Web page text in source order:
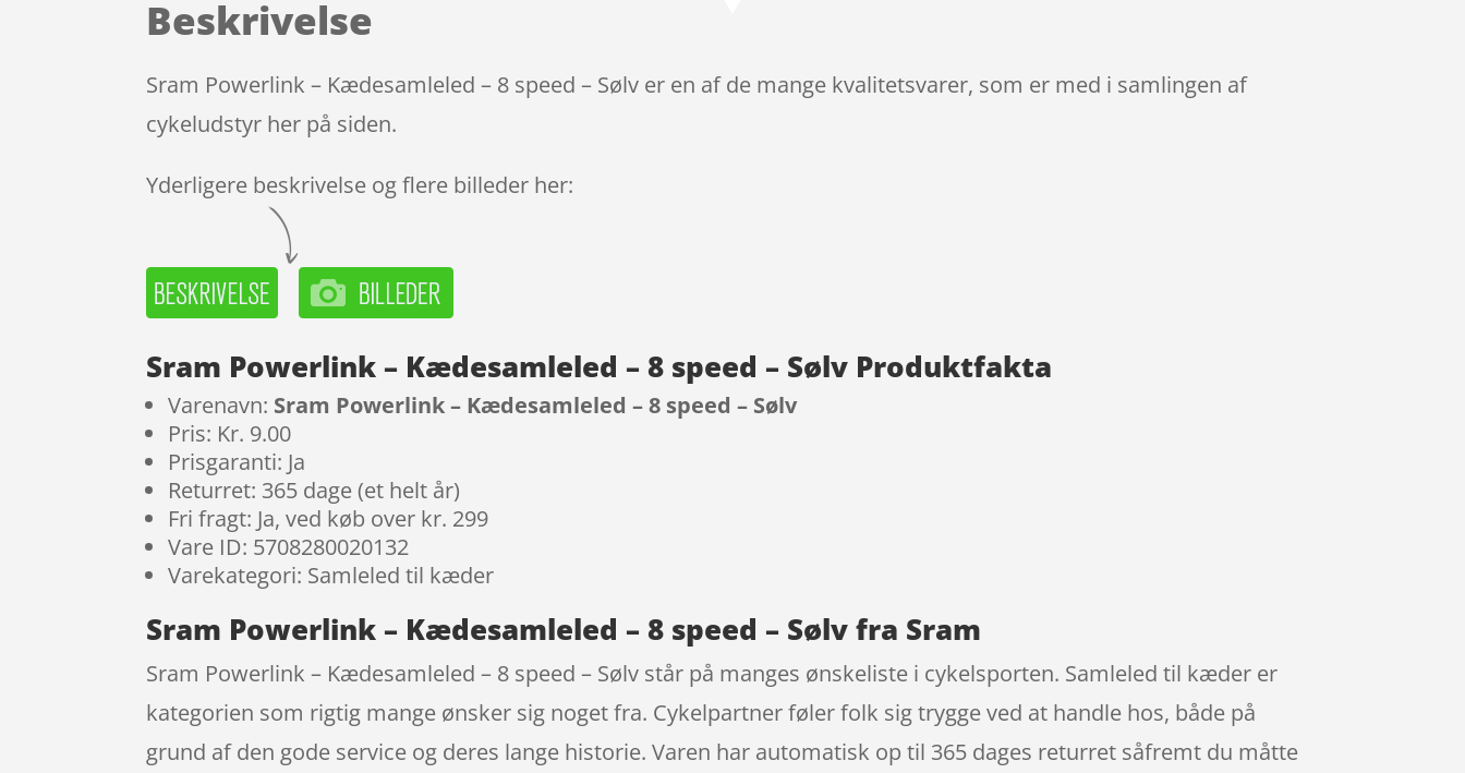
Beskrivelse
Sram Powerlink – Kædesamleled – 8 speed – Sølv er en af de mange kvalitetsvarer, som er med i samlingen af
cykeludstyr her på siden.
Yderligere beskrivelse og flere billeder her:
Sram Powerlink – Kædesamleled – 8 speed – Sølv Produktfakta
Varenavn: Sram Powerlink – Kædesamleled – 8 speed – Sølv
Pris: Kr. 9.00
Prisgaranti: Ja
Returret: 365 dage (et helt år)
Fri fragt: Ja, ved køb over kr. 299
Vare ID: 5708280020132
Varekategori: Samleled til kæder
Sram Powerlink – Kædesamleled – 8 speed – Sølv fra Sram
Sram Powerlink – Kædesamleled – 8 speed – Sølv står på manges ønskeliste i cykelsporten. Samleled til kæder er
kategorien som rigtig mange ønsker sig noget fra. Cykelpartner føler folk sig trygge ved at handle hos, både på
grund af den gode service og deres lange historie. Varen har automatisk op til 365 dages returret såfremt du måtte